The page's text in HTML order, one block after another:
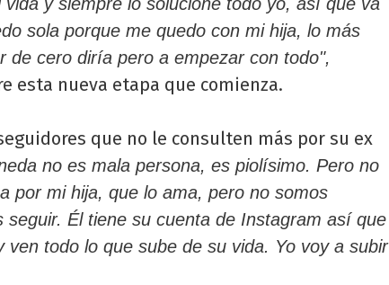
sola porque me quedo con mi hija, lo más
de cero diría pero a empezar con todo",
esta nueva etapa que comienza.
que no le consulten más por su ex
no es mala persona, es piolísimo. Pero no
por mi hija, que lo ama, pero no somos
seguir. Él tiene su cuenta de Instagram así que
ven todo lo que sube de su vida. Yo voy a subir